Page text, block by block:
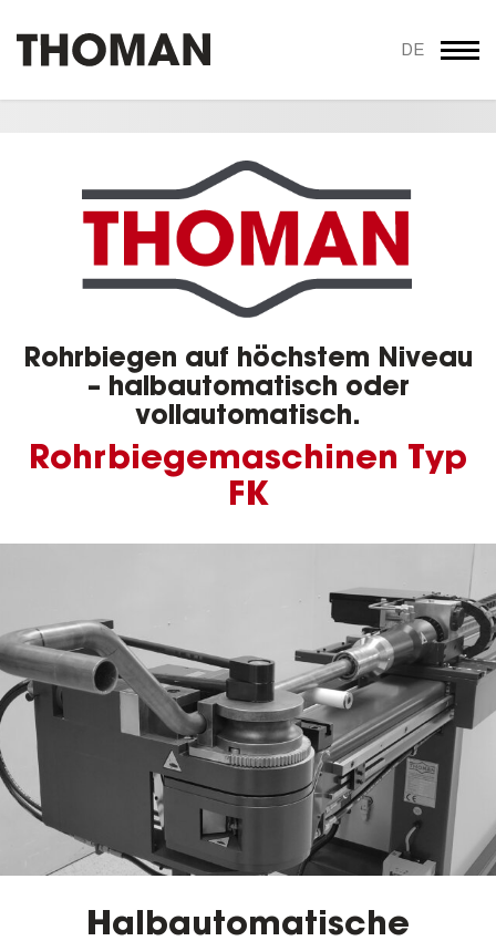
DE
Rohrbiegen auf höchstem Niveau
– halbautomatisch oder
vollautomatisch.
Rohrbiegemaschinen Typ
FK
Halbautomatische